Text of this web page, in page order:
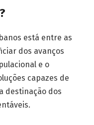
está entre as
dos avanços
e o
capazes de
destinação dos